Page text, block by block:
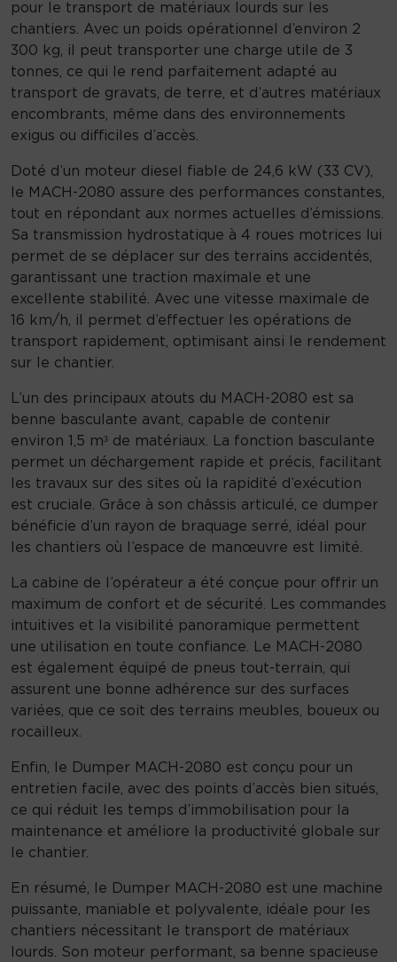
p
e
r
M
A
C
H
0
8
0
pour le transport de matériaux lourds sur les
chantiers. Avec un poids opérationnel d’environ 2
300 kg, il peut transporter une charge utile de 3
tonnes, ce qui le rend parfaitement adapté au
transport de gravats, de terre, et d’autres matériaux
encombrants, même dans des environnements
exigus ou difficiles d’accès.
Doté d’un moteur diesel fiable de 24,6 kW (33 CV),
le MACH-2080 assure des performances constantes,
tout en répondant aux normes actuelles d’émissions.
Sa transmission hydrostatique à 4 roues motrices lui
permet de se déplacer sur des terrains accidentés,
garantissant une traction maximale et une
excellente stabilité. Avec une vitesse maximale de
16 km/h, il permet d’effectuer les opérations de
transport rapidement, optimisant ainsi le rendement
sur le chantier.
L’un des principaux atouts du MACH-2080 est sa
benne basculante avant, capable de contenir
environ 1,5 m³ de matériaux. La fonction basculante
permet un déchargement rapide et précis, facilitant
les travaux sur des sites où la rapidité d’exécution
est cruciale. Grâce à son châssis articulé, ce dumper
bénéficie d’un rayon de braquage serré, idéal pour
les chantiers où l’espace de manœuvre est limité.
La cabine de l’opérateur a été conçue pour offrir un
maximum de confort et de sécurité. Les commandes
intuitives et la visibilité panoramique permettent
une utilisation en toute confiance. Le MACH-2080
est également équipé de pneus tout-terrain, qui
assurent une bonne adhérence sur des surfaces
variées, que ce soit des terrains meubles, boueux ou
rocailleux.
Enfin, le Dumper MACH-2080 est conçu pour un
entretien facile, avec des points d’accès bien situés,
ce qui réduit les temps d’immobilisation pour la
maintenance et améliore la productivité globale sur
le chantier.
En résumé, le Dumper MACH-2080 est une machine
puissante, maniable et polyvalente, idéale pour les
chantiers nécessitant le transport de matériaux
lourds. Son moteur performant, sa benne spacieuse